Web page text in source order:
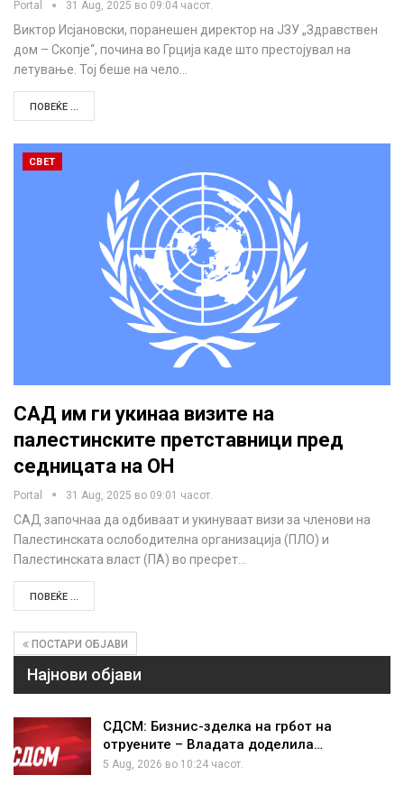
Portal 31 Aug, 2025 во 09:04 часот.
Виктор Исјановски, поранешен директор на ЈЗУ „Здравствен
дом – Скопје“, почина во Грција каде што престојувал на
летување. Тој беше на чело…
ПОВЕЌЕ ...
СВЕТ
САД им ги укинаа визите на
палестинските претставници пред
седницата на ОН
Portal 31 Aug, 2025 во 09:01 часот.
САД започнаа да одбиваат и укинуваат визи за членови на
Палестинската ослободителна организација (ПЛО) и
Палестинската власт (ПА) во пресрет…
ПОВЕЌЕ ...
ПОСТАРИ ОБЈАВИ
Најнови објави
СДСМ: Бизнис-зделка на грбот на
отруените – Владата доделила…
5 Aug, 2026 во 10:24 часот.